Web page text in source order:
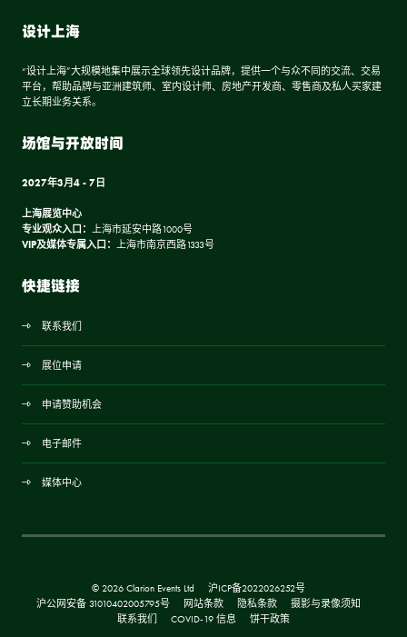
设计上海
“设计上海”大规模地集中展示全球领先设计品牌，提供一个与众不同的交流、交易
平台，帮助品牌与亚洲建筑师、室内设计师、房地产开发商、零售商及私人买家建
立长期业务关系。
场馆与开放时间
2027年3月4 - 7日
上海展览中心
专业观众入口： 上海市延安中路1000号
VIP及媒体专属入口： 上海市南京西路1333号
快捷链接
联系我们
展位申请
申请赞助机会
电子邮件
媒体中心
© 2026 Clarion Events Ltd
沪ICP备2022026252号
沪公网安备 31010402005795号
网站条款 隐私条款
摄影与录像须知
联系我们
COVID-19 信息 饼干政策